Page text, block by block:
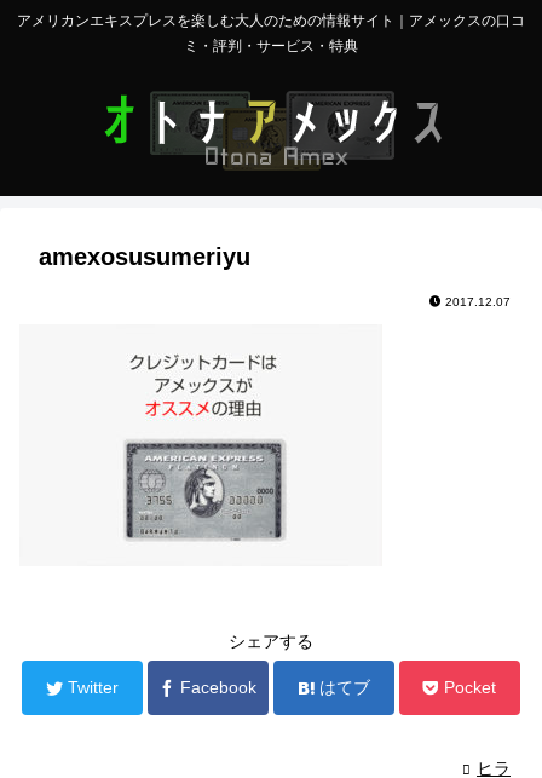
アメリカンエキスプレスを楽しむ大人のための情報サイト｜アメックスの口コ
ミ・評判・サービス・特典
amexosusumeriyu
2017.12.07
シェアする
Twitter Facebook はてブ Pocket
ヒラ